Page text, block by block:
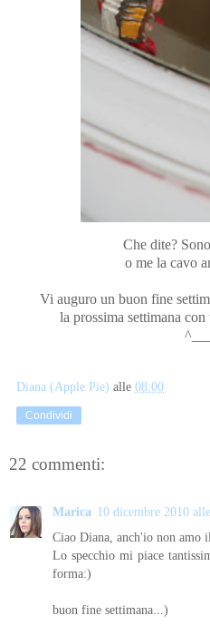
Che dite?
o me la cavo
Vi auguro un buon fine
la prossima settimana
Diana (Apple Pie) alle 08:00
Condividi
22 commenti:
Marica 10 dicembre 2010
Ciao Diana, anch'io non amo
Lo specchio mi piace
forma:)
buon fine settimana...)